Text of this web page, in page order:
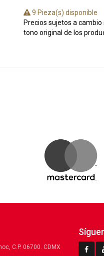
9 Pieza(s) disponible
Precios sujetos a
tono original de los
C.P. 06700. CDMX